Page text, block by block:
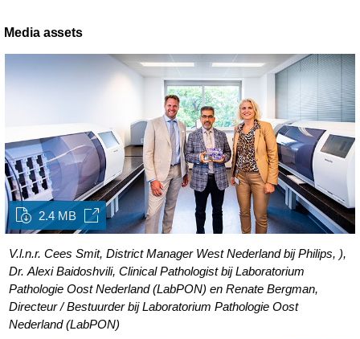
Media assets
2.4 MB
V.l.n.r. Cees Smit, District Manager West Nederland bij Philips, ),
Dr. Alexi Baidoshvili, Clinical Pathologist bij Laboratorium
Pathologie Oost Nederland (LabPON) en Renate Bergman,
Directeur / Bestuurder bij Laboratorium Pathologie Oost
Nederland (LabPON)